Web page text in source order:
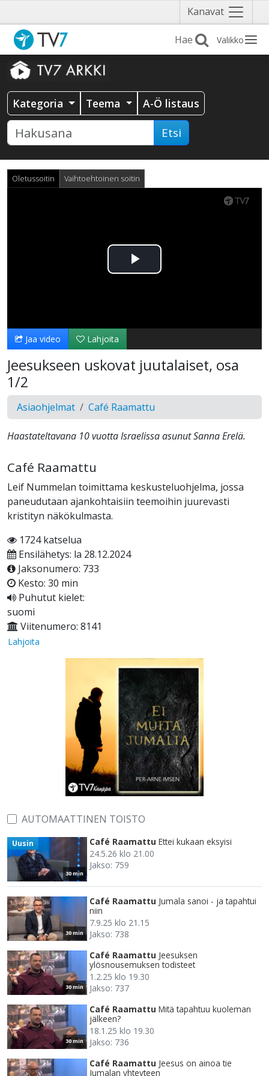
Kanavat Näytä
valikko
Valikko
Kategoria Teema A-Ö listaus
Etsi
Oletussoitin Vaihtoehtoinen soitin
Toista
Jaa video Lahjoita
Jeesukseen uskovat juutalaiset, osa
1/2
Asiaohjelmat Café Raamattu
Haastateltavana 10 vuotta Israelissa asunut Sanna Erelä.
Café Raamattu
Leif Nummelan toimittama keskusteluohjelma, jossa
paneudutaan ajankohtaisiin teemoihin juurevasti
kristityn näkökulmasta.
1724 katselua
Ensilähetys: la 28.12.2024
Jaksonumero: 733
Kesto: 30 min
Puhutut kielet:
suomi
Viitenumero: 8141
Lahjoita
AUTOMAATTINEN TOISTO
30 min
Uusin Café Raamattu Ettei kukaan eksyisi
24.5.26 klo 21.00
Jakso: 759
30 min
Café Raamattu Jumala sanoi - ja tapahtui
niin
7.9.25 klo 21.15
Jakso: 738
30 min
Café Raamattu Jeesuksen
ylösnousemuksen todisteet
1.2.25 klo 19.30
Jakso: 737
30 min
Café Raamattu Mitä tapahtuu kuoleman
jälkeen?
18.1.25 klo 19.30
Jakso: 736
Café Raamattu Jeesus on ainoa tie
Jumalan yhteyteen